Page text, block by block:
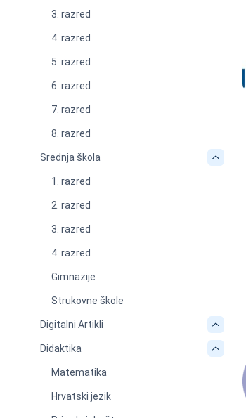
3. razred
4. razred
5. razred
6. razred
7. razred
8. razred
Srednja škola
1. razred
2. razred
3. razred
4. razred
Gimnazije
Strukovne škole
Digitalni Artikli
Didaktika
Matematika
Hrvatski jezik